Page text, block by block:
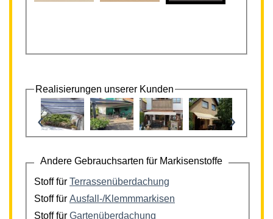
Realisierungen unserer Kunden
‹ ›
Andere Gebrauchsarten für Markisenstoffe
Stoff für Terrassenüberdachung
Stoff für Ausfall-/Klemmmarkisen
Stoff für Gartenüberdachung